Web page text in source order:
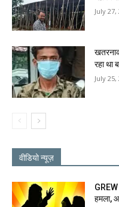
July 27,
रहा था
July 25,
वीडियो न्यूज़
GREW
हमला,